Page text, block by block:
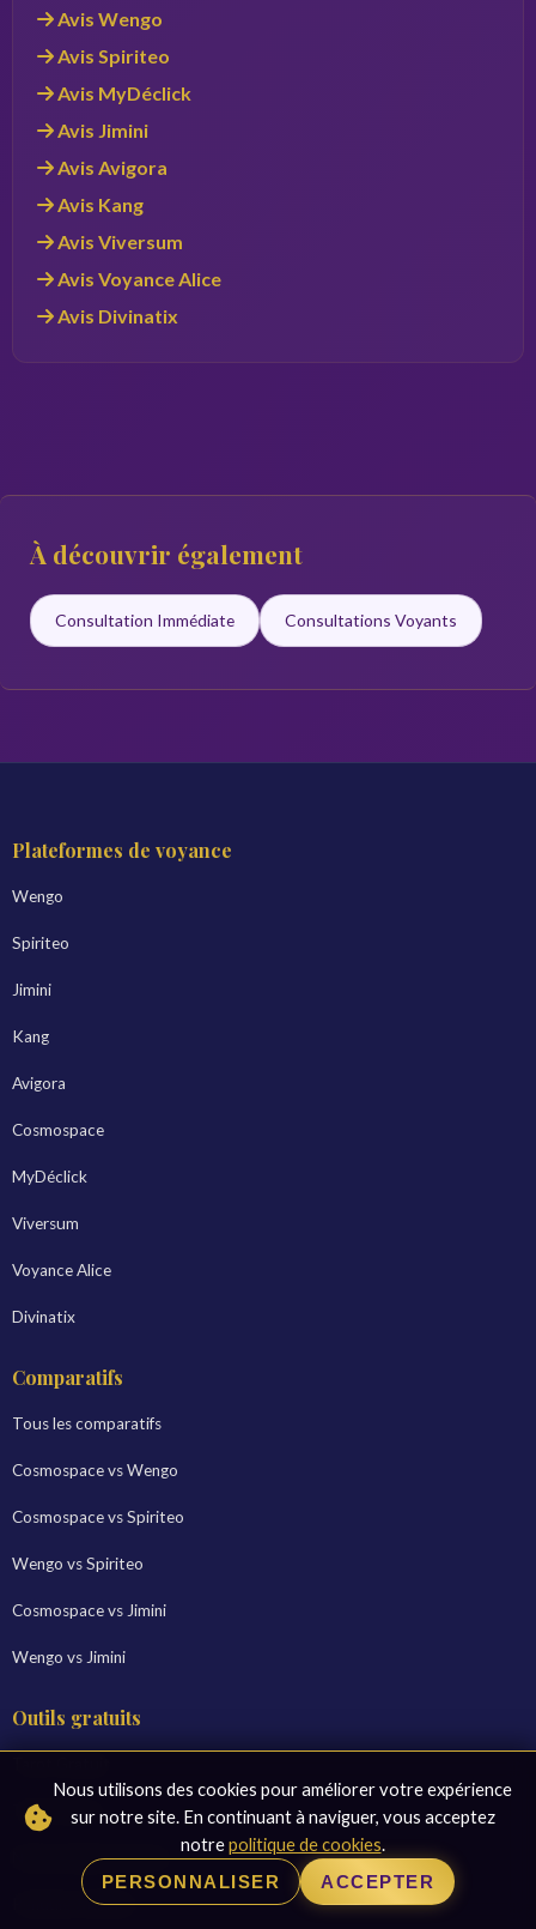
Avis Wengo
Avis Spiriteo
Avis MyDéclick
Avis Jimini
Avis Avigora
Avis Kang
Avis Viversum
Avis Voyance Alice
Avis Divinatix
À découvrir également
Consultation Immédiate Consultations Voyants
Plateformes de voyance
Wengo
Spiriteo
Jimini
Kang
Avigora
Cosmospace
MyDéclick
Viversum
Voyance Alice
Divinatix
Comparatifs
Tous les comparatifs
Cosmospace vs Wengo
Cosmospace vs Spiriteo
Wengo vs Spiriteo
Cosmospace vs Jimini
Wengo vs Jimini
Outils gratuits
Tarot Amour
Numérologie Gratuite
Pendule Oui/Non
Nous utilisons des cookies pour améliorer votre expérience
sur notre site. En continuant à naviguer, vous acceptez
notrepolitique de cookies.
PERSONNALISER ACCEPTER